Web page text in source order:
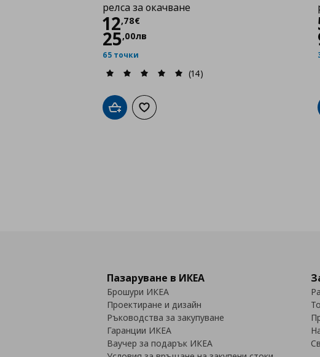
релса за окачване
12,78€
Цена
25,00лв
65 точки
(14)
Добави в кошницата
Добави към списъка с любими
Пазаруване в ИКЕА
Брошури ИКЕА
Проектиране и дизайн
Ръководства за закупуване
Гаранции ИКЕА
Ваучер за подарък ИКЕА